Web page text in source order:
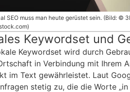
SEO muss man heute gerüstet sein. (Bild: ©
Keywordset und
Keywordset wird durch
in Verbindung mit Ihrem
im Text gewährleistet. Laut
stetig zu, die die Worte